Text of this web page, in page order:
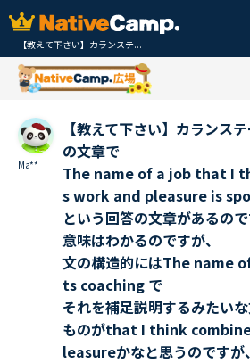
【教えて下さい】カランステ...
Ma**
【教えて下さい】カランス
の文章で
The name of a job that I
s work and pleasure is
という回答の文章があるの
意味はわかるのですが、
文の構造的にはThe name
ts coaching で
それを補足説明するみたい
ものがthat I think
leasureかなと思うのですが、